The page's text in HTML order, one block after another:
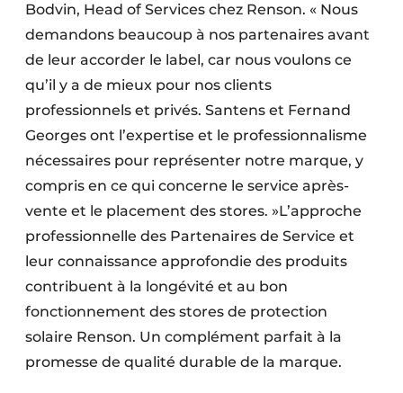
Bodvin, Head of Services chez Renson. « Nous
demandons beaucoup à nos partenaires avant
de leur accorder le label, car nous voulons ce
qu’il y a de mieux pour nos clients
professionnels et privés. Santens et Fernand
Georges ont l’expertise et le professionnalisme
nécessaires pour représenter notre marque, y
compris en ce qui concerne le service après-
vente et le placement des stores. »L’approche
professionnelle des Partenaires de Service et
leur connaissance approfondie des produits
contribuent à la longévité et au bon
fonctionnement des stores de protection
solaire Renson. Un complément parfait à la
promesse de qualité durable de la marque.